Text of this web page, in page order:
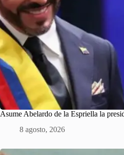
Asume Abelardo de la Espriella la
8 agosto, 2026